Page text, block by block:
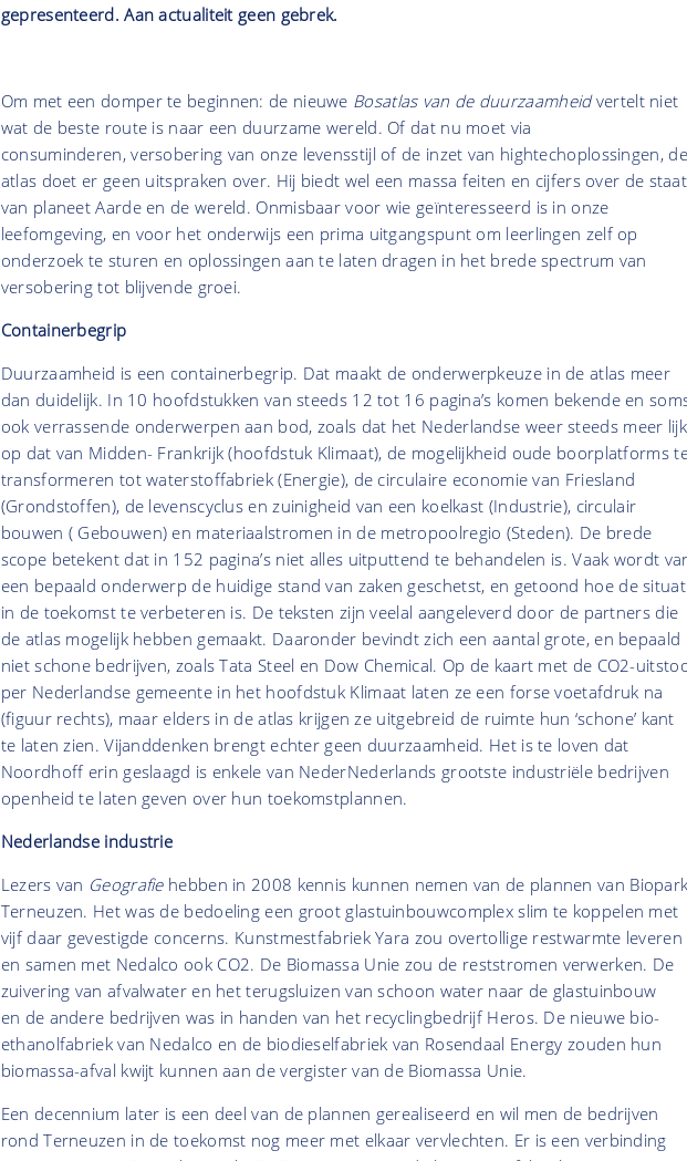
gepresenteerd. Aan actualiteit geen gebrek.
Om met een domper te beginnen: de nieuwe Bosatlas van de duurzaamheidvertelt niet
wat de beste route is naar een duurzame wereld. Of dat nu moet via
consuminderen, versobering van onze levensstijl of de inzet van hightechoplossingen, de
atlas doet er geen uitspraken over. Hij biedt wel een massa feiten en cijfers over de staat
van planeet Aarde en de wereld. Onmisbaar voor wie geïnteresseerd is in onze
leefomgeving, en voor het onderwijs een prima uitgangspunt om leerlingen zelf op
onderzoek te sturen en oplossingen aan te laten dragen in het brede spectrum van
versobering tot blijvende groei.
Containerbegrip
Duurzaamheid is een containerbegrip. Dat maakt de onderwerpkeuze in de atlas meer
dan duidelijk. In 10 hoofdstukken van steeds 12 tot 16 pagina’s komen bekende en
ook verrassende onderwerpen aan bod, zoals dat het Nederlandse weer steeds meer
op dat van Midden- Frankrijk (hoofdstuk Klimaat), de mogelijkheid oude boorplatforms
transformeren tot waterstoffabriek (Energie), de circulaire economie van Friesland
(Grondstoffen), de levenscyclus en zuinigheid van een koelkast (Industrie), circulair
bouwen ( Gebouwen) en materiaalstromen in de metropoolregio (Steden). De brede
scope betekent dat in 152 pagina’s niet alles uitputtend te behandelen is. Vaak wordt
een bepaald onderwerp de huidige stand van zaken geschetst, en getoond hoe de
in de toekomst te verbeteren is. De teksten zijn veelal aangeleverd door de partners die
de atlas mogelijk hebben gemaakt. Daaronder bevindt zich een aantal grote, en bepaald
niet schone bedrijven, zoals Tata Steel en Dow Chemical. Op de kaart met de CO2-
per Nederlandse gemeente in het hoofdstuk Klimaat laten ze een forse voetafdruk na
(figuur rechts), maar elders in de atlas krijgen ze uitgebreid de ruimte hun ‘schone’ kant
te laten zien. Vijanddenken brengt echter geen duurzaamheid. Het is te loven dat
Noordhoff erin geslaagd is enkele van NederNederlands grootste industriële bedrijven
openheid te laten geven over hun toekomstplannen.
Nederlandse industrie
Lezers van Geografie hebben in 2008 kennis kunnen nemen van de plannen van
Terneuzen. Het was de bedoeling een groot glastuinbouwcomplex slim te koppelen met
vijf daar gevestigde concerns. Kunstmestfabriek Yara zou overtollige restwarmte leveren
en samen met Nedalco ook CO2. De Biomassa Unie zou de reststromen verwerken. De
zuivering van afvalwater en het terugsluizen van schoon water naar de glastuinbouw
en de andere bedrijven was in handen van het recyclingbedrijf Heros. De nieuwe bio-
ethanolfabriek van Nedalco en de biodieselfabriek van Rosendaal Energy zouden hun
biomassa-afval kwijt kunnen aan de vergister van de Biomassa Unie.
Een decennium later is een deel van de plannen gerealiseerd en wil men de bedrijven
rond Terneuzen in de toekomst nog meer met elkaar vervlechten. Er is een verbinding